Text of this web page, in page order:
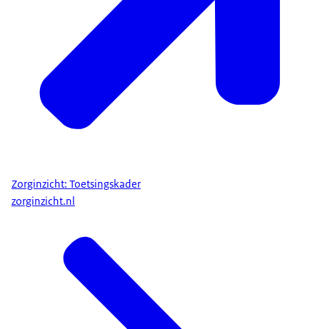
Zorginzicht: Toetsingskader
zorginzicht.nl